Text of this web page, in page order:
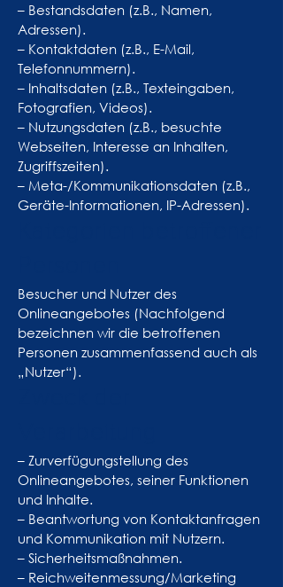
– Bestandsdaten (z.B., Namen,
Adressen).
– Kontaktdaten (z.B., E-Mail,
Telefonnummern).
– Inhaltsdaten (z.B., Texteingaben,
Fotografien, Videos).
– Nutzungsdaten (z.B., besuchte
Webseiten, Interesse an Inhalten,
Zugriffszeiten).
– Meta-/Kommunikationsdaten (z.B.,
Geräte-Informationen, IP-Adressen).
Besucher und Nutzer des
Onlineangebotes (Nachfolgend
bezeichnen wir die betroffenen
Personen zusammenfassend auch als
„Nutzer“).
– Zurverfügungstellung des
Onlineangebotes, seiner Funktionen
und Inhalte.
– Beantwortung von Kontaktanfragen
und Kommunikation mit Nutzern.
– Sicherheitsmaßnahmen.
– Reichweitenmessung/Marketing